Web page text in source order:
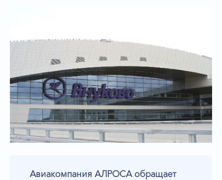
Авиакомпания АЛРОСА обращает